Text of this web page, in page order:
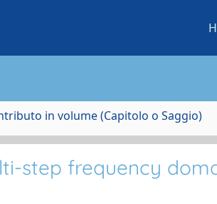
in volume (Capitolo o Saggio)
step frequency